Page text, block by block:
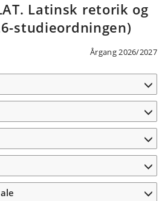
Latinsk retorik og
studieordningen)
Årgang 2026/2027